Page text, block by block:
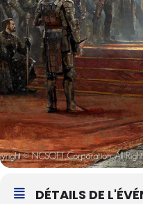
DÉTAILS DE